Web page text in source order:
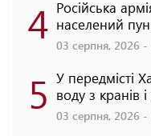
4 Російська
населений
03 серпня, 2026 -
5 У передмісті
воду з кранів
03 серпня, 2026 -